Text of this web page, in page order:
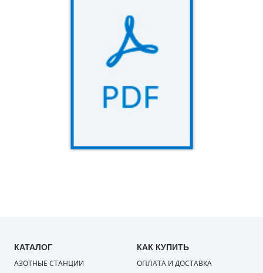
КАТАЛОГ
АЗОТНЫЕ СТАНЦИИ
КАК КУПИТЬ
ОПЛАТА И ДОСТАВКА